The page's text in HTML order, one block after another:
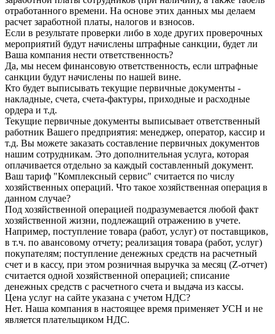
отработанного времени. На основе этих данных мы делаем
расчет заработной платы, налогов и взносов.
Если в результате проверки либо в ходе других проверочных
мероприятий будут начислены штрафные санкции, будет ли
Ваша компания нести ответственность?
Да, мы несем финансовую ответственность, если штрафные
санкции будут начислены по нашей вине.
Кто будет выписывать текущие первичные документы -
накладные, счета, счета-фактуры, приходные и расходные
ордера и т.д.
Текущие первичные документы выписывает ответственный
работник Вашего предприятия: менеджер, оператор, кассир и
т.д. Вы можете заказать составление первичных документов
нашим сотрудникам. Это дополнительная услуга, которая
оплачивается отдельно за каждый составленный документ.
Ваш тариф "Комплексный сервис" считается по числу
хозяйственных операций. Что такое хозяйственная операция в
данном случае?
Под хозяйственной операцией подразумевается любой факт
хозяйственной жизни, подлежащий отражению в учете.
Например, поступление товара (работ, услуг) от поставщиков,
в т.ч. по авансовому отчету; реализация товара (работ, услуг)
покупателям; поступление денежных средств на расчетный
счет и в кассу, при этом розничная выручка за месяц (Z-отчет)
считается одной хозяйственной операцией; списание
денежных средств с расчетного счета и выдача из кассы.
Цена услуг на сайте указана с учетом НДС?
Нет. Наша компания в настоящее время применяет УСН и не
является плательщиком НДС.